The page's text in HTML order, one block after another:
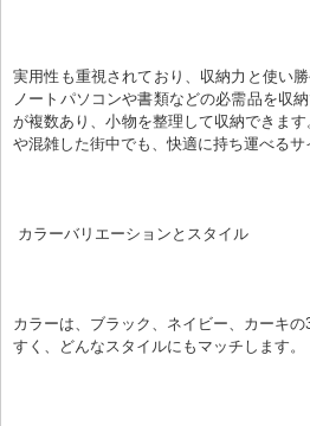
実用性も重視されており、収納力と使い
ノートパソコンや書類などの必需品を収
が複数あり、小物を整理して収納できます
や混雑した街中でも、快適に持ち運べるサ
カラーバリエーションとスタイル
カラーは、ブラック、ネイビー、カーキ
すく、どんなスタイルにもマッチします。